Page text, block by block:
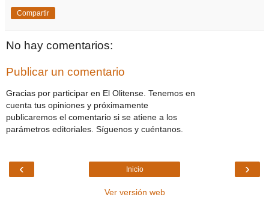
Compartir
No hay comentarios:
Publicar un comentario
Gracias por participar en El Olitense. Tenemos en
cuenta tus opiniones y próximamente
publicaremos el comentario si se atiene a los
parámetros editoriales. Síguenos y cuéntanos.
‹ ›
Inicio
Ver versión web